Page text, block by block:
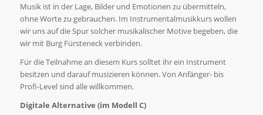
Musik ist in der Lage, Bilder und Emotionen zu übermitteln,
ohne Worte zu gebrauchen. Im Instrumentalmusikkurs wollen
wir uns auf die Spur solcher musikalischer Motive begeben, die
wir mit Burg Fürsteneck verbinden.
Für die Teilnahme an diesem Kurs solltet ihr ein Instrument
besitzen und darauf musizieren können. Von Anfänger- bis
Profi-Level sind alle willkommen.
Digitale Alternative (im Modell C)